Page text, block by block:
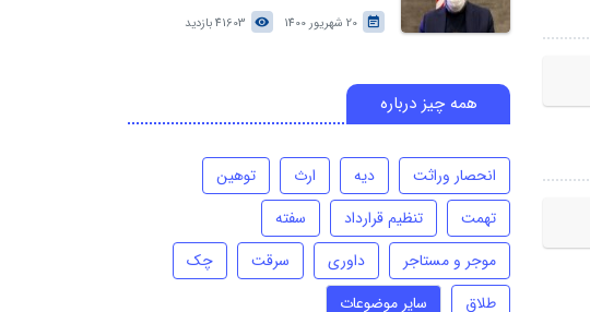
20 شهریور 1400 41603 بازدید
همه چیز درباره
انحصار وراثت دیه ارث
توهین
تهمت
تنظیم قرارداد
سفته
موجر و مستاجر
داوری سرقت
چک
طلاق
سایر موضوعات